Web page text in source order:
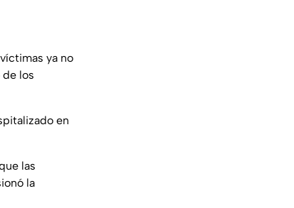
ya no
los
en
las
la